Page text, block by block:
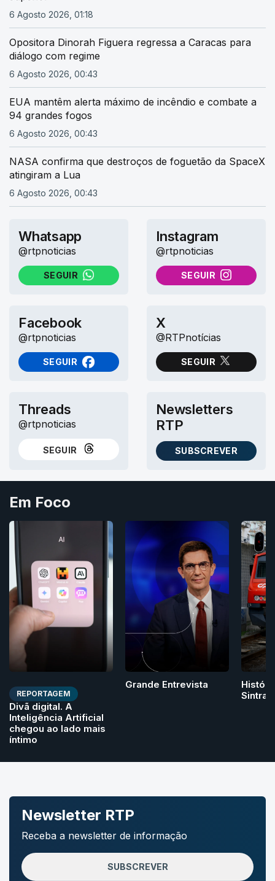
6 Agosto 2026, 01:18
Opositora Dinorah Figuera regressa a Caracas para
diálogo com regime
6 Agosto 2026, 00:43
EUA mantêm alerta máximo de incêndio e combate a
94 grandes fogos
6 Agosto 2026, 00:43
NASA confirma que destroços de foguetão da SpaceX
atingiram a Lua
6 Agosto 2026, 00:43
Whatsapp
@rtpnoticias
SEGUIR
NO WHATSAPP
Instagram
@rtpnoticias
SEGUIR
NO INSTAGRAM
Facebook
@rtpnoticias
SEGUIR
NO FACEBOOK
X
@RTPnotícias
SEGUIR
NO X (TWITTER)
Threads
@rtpnoticias
SEGUIR
NO THREADS
Newsletters
RTP
SUBSCREVER
AS NEWSLETTERS RTP
Em Foco
REPORTAGEM
Divã digital. A
Inteligência Artificial
chegou ao lado mais
íntimo
Grande Entrevista
Sintra
Newsletter RTP
Receba a newsletter de informação
SUBSCREVER